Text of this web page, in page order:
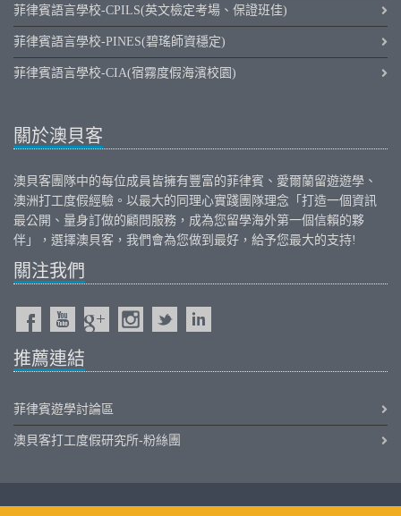
菲律賓語言學校-CPILS(英文檢定考場、保證班佳)
菲律賓語言學校-PINES(碧瑤師資穩定)
菲律賓語言學校-CIA(宿霧度假海濱校園)
關於澳貝客
澳貝客團隊中的每位成員皆擁有豐富的菲律賓 、 愛爾蘭留遊遊學、
澳洲打工度假經驗。以最大的同理心實踐團隊理念「打造一個資訊
最公開、量身訂做的顧問服務，成為您留學海外第一個信賴的夥
伴」，選擇澳貝客，我們會為您做到最好，給予您最大的支持!
關注我們
推薦連結
菲律賓遊學討論區
澳貝客打工度假研究所-粉絲團